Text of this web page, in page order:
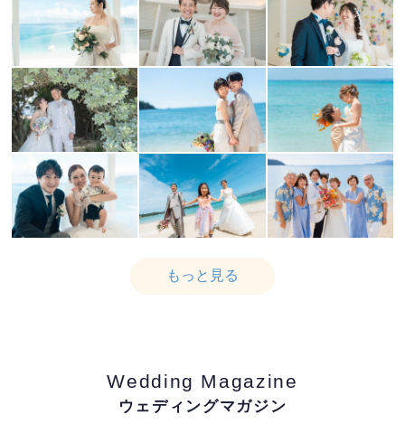
もっと見る
Wedding Magazine
ウェディングマガジン